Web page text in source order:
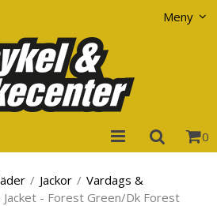
Meny
0
/ Jackor / Vardags &
Jacket - Forest Green/Dk Forest